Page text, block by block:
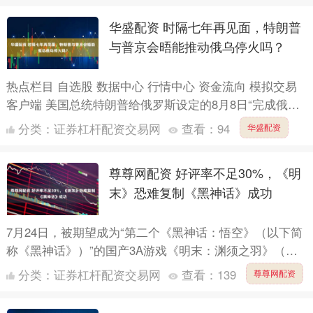
华盛配资 时隔七年再见面，特朗普
与普京会晤能推动俄乌停火吗？
热点栏目 自选股 数据中心 行情中心 资金流向 模拟交易
客户端 美国总统特朗普给俄罗斯设定的8月8日“完成俄乌
和谈最后期限”来临前夕，事态出现了大转弯。特朗普....
分类： 证券杠杆配资交易网 查看： 94 华盛配资
尊尊网配资 好评率不足30%，《明
末》恐难复制《黑神话》成功
7月24日，被期望成为“第二个《黑神话：悟空》（以下简
称《黑神话》）”的国产3A游戏《明末：渊须之羽》（以
下简称《明末》）正式发售，却因游戏优化、外区降价等
问题....
分类： 证券杠杆配资交易网 查看： 139 尊尊网配资